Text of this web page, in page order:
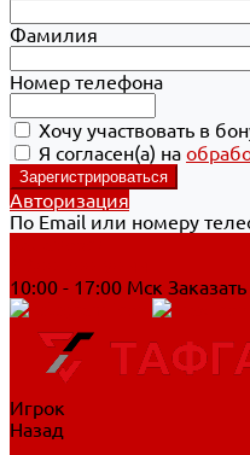
Фамилия
Номер телефона
Хочу участвовать в
Я согласен(а) на
Авторизация
По Email или номеру
10:00 - 17:00 Мск
Игрок
Назад